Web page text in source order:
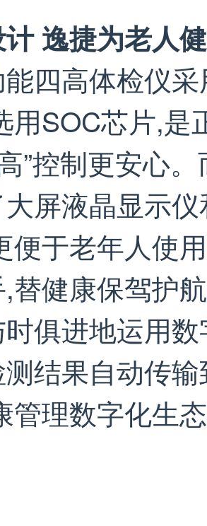
逸捷为老人
四高体检仪
用SOC芯片,是
”控制更安心
屏液晶显示
便于老年人使
替健康保驾护
俱进地运用
结果自动传
管理数字化生